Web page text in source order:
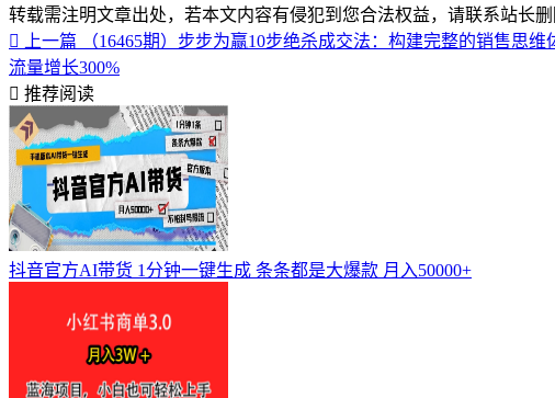
转载需注明文章出处，若本文内容有侵犯到您合法权益，请联系站长
上一篇
（16465期）步步为赢10步绝杀成交法：构建完整的销售思
流量增长300%
推荐阅读
抖音官方AI带货 1分钟一键生成 条条都是大爆款 月入50000+